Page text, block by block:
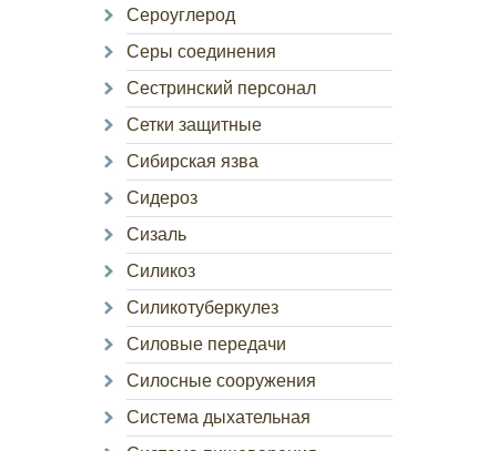
Сероуглерод
Серы соединения
Сестринский персонал
Сетки защитные
Сибирская язва
Сидероз
Сизаль
Силикоз
Силикотуберкулез
Силовые передачи
Силосные сооружения
Система дыхательная